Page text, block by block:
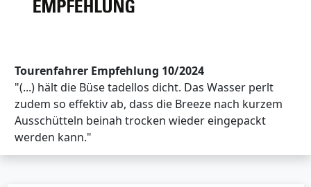
Tourenfahrer Empfehlung 10/2024
"(...) hält die Büse tadellos dicht. Das Wasser perlt
zudem so effektiv ab, dass die Breeze nach kurzem
Ausschütteln beinah trocken wieder eingepackt
werden kann."